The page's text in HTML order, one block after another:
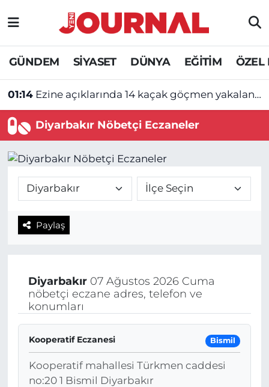
GÜNDEM SİYASET DÜNYA EĞİTİM ÖZEL
01:14 Ezine açıklarında 14 kaçak göçmen yakalandı
Diyarbakır Nöbetçi Eczaneler
Paylaş
Diyarbakır07 Ağustos 2026 Cuma
nöbetçi eczane adres, telefon ve
konumları
Kooperatif Eczanesi Bismil
Kooperatif mahallesi Türkmen caddesi
no:20 1 Bismil Diyarbakır
GÜNDEM
SİYASET
SAĞLIK
DÜNYA
ÖZEL HABER
Nöbetçi Eczaneler
Hava Durumu
Trafik Durumu
Süper Lig Puan Durumu ve Fikstür
Tüm Manşetler
Son Dakika Haberleri
Haber Arşivi